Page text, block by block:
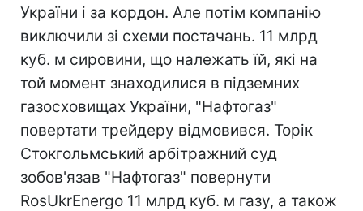
України і за кордон. Але потім компанію
виключили зі схеми постачань. 11 млрд
куб. м сировини, що належать їй, які на
той момент знаходилися в підземних
газосховищах України, "Нафтогаз"
повертати трейдеру відмовився. Торік
Стокгольмський арбітражний суд
зобов'язав "Нафтогаз" повернути
RosUkrEnergo 11 млрд куб. м газу, а також